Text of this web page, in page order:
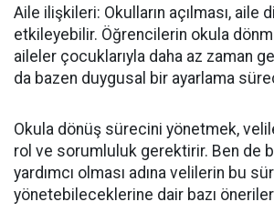
Aile ilişkileri: Okulların açılması, aile
etkileyebilir. Öğrencilerin okula
aileler çocuklarıyla daha az zaman
da bazen duygusal bir ayarlama
Okula dönüş sürecini yönetmek,
rol ve sorumluluk gerektirir. Ben de
yardımcı olması adına velilerin bu
yönetebileceklerine dair bazı